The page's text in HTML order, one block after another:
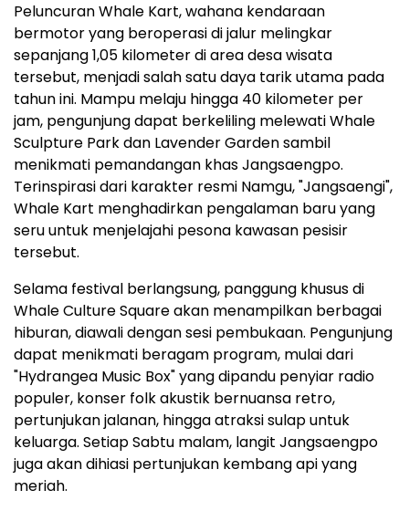
Peluncuran Whale Kart, wahana kendaraan
bermotor yang beroperasi di jalur melingkar
sepanjang 1,05 kilometer di area desa wisata
tersebut, menjadi salah satu daya tarik utama pada
tahun ini. Mampu melaju hingga 40 kilometer per
jam, pengunjung dapat berkeliling melewati Whale
Sculpture Park dan Lavender Garden sambil
menikmati pemandangan khas Jangsaengpo.
Terinspirasi dari karakter resmi Namgu, "Jangsaengi",
Whale Kart menghadirkan pengalaman baru yang
seru untuk menjelajahi pesona kawasan pesisir
tersebut.
Selama festival berlangsung, panggung khusus di
Whale Culture Square akan menampilkan berbagai
hiburan, diawali dengan sesi pembukaan. Pengunjung
dapat menikmati beragam program, mulai dari
"Hydrangea Music Box" yang dipandu penyiar radio
populer, konser folk akustik bernuansa retro,
pertunjukan jalanan, hingga atraksi sulap untuk
keluarga. Setiap Sabtu malam, langit Jangsaengpo
juga akan dihiasi pertunjukan kembang api yang
meriah.